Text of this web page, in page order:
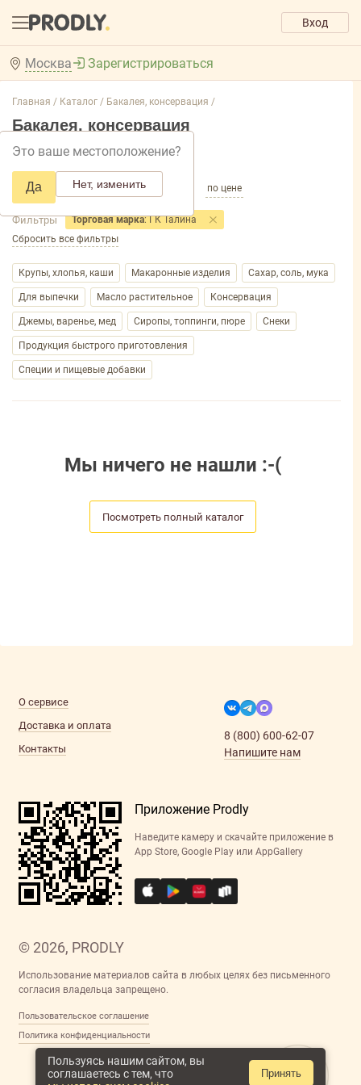
Пользуясь нашим сайтом, вы
соглашаетесь с тем, что
Принять
Вход
Москва
Это ваше местоположение?
Да Нет, изменить
Зарегистрироваться
Главная / Каталог / Бакалея, консервация /
Бакалея, консервация
Добавить фильтр товаров
по популярности по названию по цене
Фильтры Торговая марка: ГК Талина
Сбросить все фильтры
Крупы, хлопья, каши Макаронные изделия Сахар, соль, мука
Для выпечки Масло растительное Консервация
Джемы, варенье, мед Сиропы, топпинги, пюре Снеки
Продукция быстрого приготовления
Специи и пищевые добавки
Мы ничего не нашли :-(
Посмотреть полный каталог
© 2026, PRODLY
Использование материалов сайта в любых целях без письменного
согласия владельца запрещено.
Пользовательское соглашение
Политика конфиденциальности
О сервисе
Доставка и оплата
Контакты
8 (800) 600-62-07
Напишите нам
Приложение Prodly
Наведите камеру и скачайте приложение в
App Store, Google Play или AppGallery